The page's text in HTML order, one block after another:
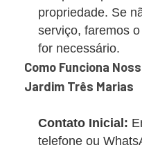
propriedade. Se
serviço, faremos
for necessário.
Como Funciona
Jardim Três Marias
Contato Inicial:
telefone ou